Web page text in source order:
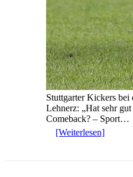
Stuttgarter Kickers
Lehnerz: „Hat sehr
Comeback? – Sport…
[Weiterlesen]